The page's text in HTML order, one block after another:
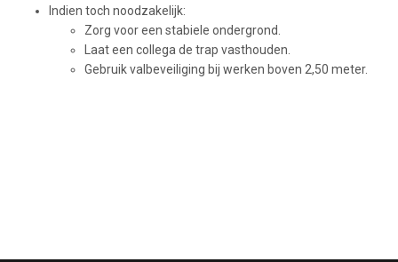
Indien toch noodzakelijk:
Zorg voor een stabiele ondergrond.
Laat een collega de trap vasthouden.
Gebruik valbeveiliging bij werken boven 2,50 meter.